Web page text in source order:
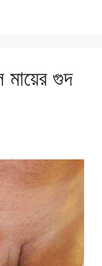
মায়ের গুদ